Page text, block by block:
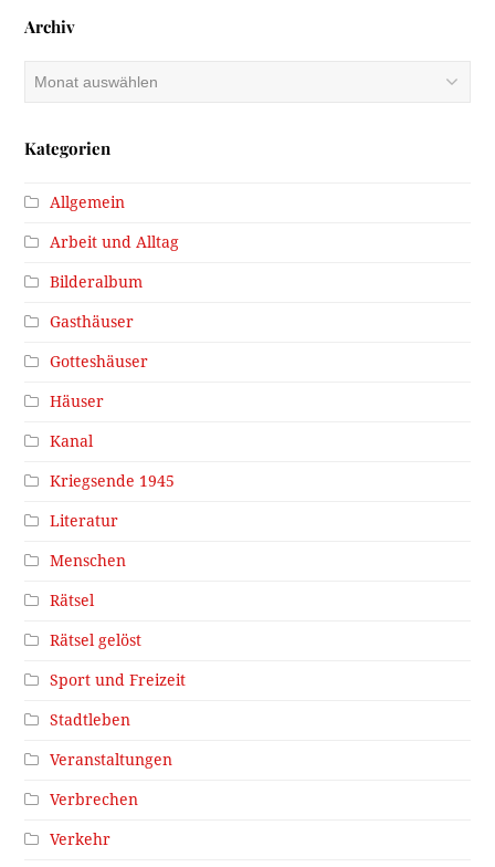
Archiv
Kategorien
Allgemein
Arbeit und Alltag
Bilderalbum
Gasthäuser
Gotteshäuser
Häuser
Kanal
Kriegsende 1945
Literatur
Menschen
Rätsel
Rätsel gelöst
Sport und Freizeit
Stadtleben
Veranstaltungen
Verbrechen
Verkehr